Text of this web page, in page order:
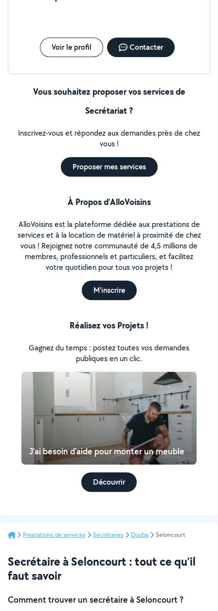
Sérieux(se), dynamique et polyvalent(e), je m'adapte
rapidement à de nouveaux environnements et je
m'investis pleinement dans les missions qui me sont
développer mon sens de l'écoute grâce à une
Voir le profil Contacter
Vous souhaitez proposer vos services de
Secrétariat ?
Inscrivez-vous et répondez aux demandes près de chez
vous !
Proposer mes services
À Propos d’AlloVoisins
AlloVoisins est la plateforme dédiée aux prestations de
services et à la location de matériel à proximité de chez
vous ! Rejoignez notre communauté de 4,5 millions de
membres, professionnels et particuliers, et facilitez
votre quotidien pour tous vos projets !
M'inscrire
Réalisez vos Projets !
Gagnez du temps : postez toutes vos demandes
publiques en un clic.
J'ai besoin d'aide pour monter un meuble
Découvrir
Prestations de services Secrétaires Doubs Seloncourt
Secrétaire à Seloncourt : tout ce qu’il
faut savoir
Comment trouver un secrétaire à Seloncourt ?